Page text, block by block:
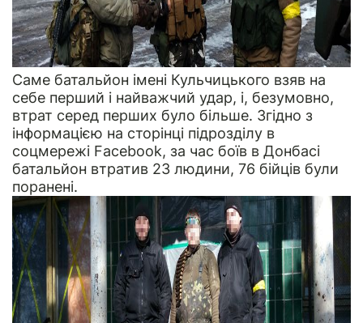
Саме батальйон імені Кульчицького взяв на
себе перший і найважчий удар, і, безумовно,
втрат серед перших було більше. Згідно з
інформацією на сторінці підрозділу в
соцмережі Facebook, за час боїв в Донбасі
батальйон втратив 23 людини, 76 бійців були
поранені.